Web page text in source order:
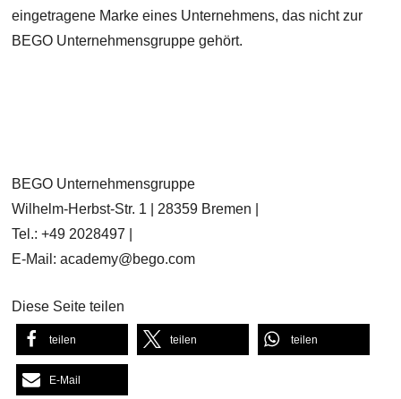
eingetragene Marke eines Unternehmens, das nicht zur
BEGO Unternehmensgruppe gehört.
BEGO Unternehmensgruppe
Wilhelm-Herbst-Str. 1 | 28359 Bremen |
Tel.: +49 2028497 |
E-Mail: academy@bego.com
Diese Seite teilen
teilen teilen teilen
E-Mail